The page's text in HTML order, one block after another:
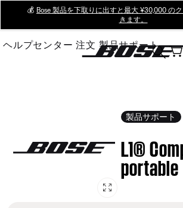
Main
💰 Bose 製品を下取りに出すと最大 ¥30,000 の
きます。
ヘルプセンター 注文 製品サポート
製品サポート
L1®